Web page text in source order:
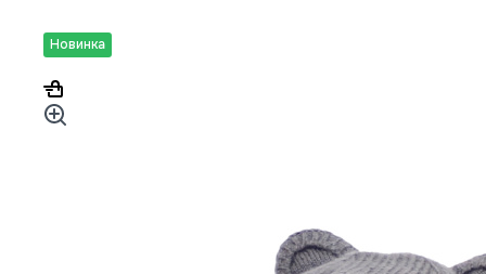
Новинка